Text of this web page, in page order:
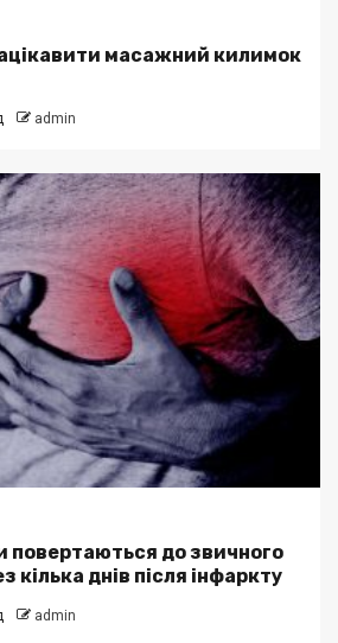
масажний килимок
admin
повертаються до звичного
днів після інфаркту
admin